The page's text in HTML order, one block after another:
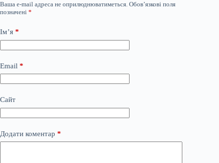
Ваша e-mail адреса не оприлюднюватиметься. Обов’язкові поля
позначені *
Ім’я *
Email *
Сайт
Додати коментар *